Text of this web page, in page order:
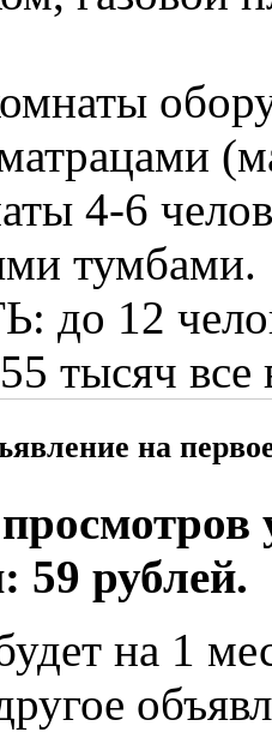
4-6
тумбами.
12
тысяч
на
59 рублей.
на 1